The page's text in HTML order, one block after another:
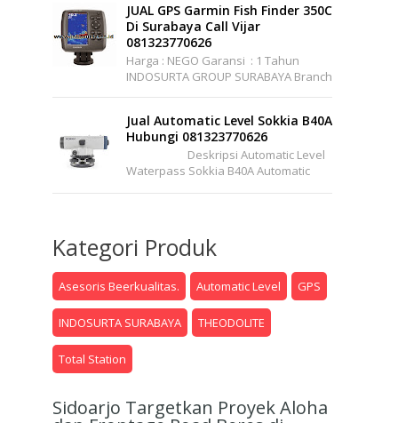
JUAL GPS Garmin Fish Finder 350C
Di Surabaya Call Vijar
081323770626
Harga : NEGO Garansi : 1 Tahun
INDOSURTA GROUP SURABAYA Branch
Jual Automatic Level Sokkia B40A
Hubungi 081323770626
Deskripsi Automatic Level
Waterpass Sokkia B40A Automatic
Kategori Produk
Asesoris Beerkualitas. Automatic Level GPS
INDOSURTA SURABAYA THEODOLITE
Total Station
Sidoarjo Targetkan Proyek Aloha